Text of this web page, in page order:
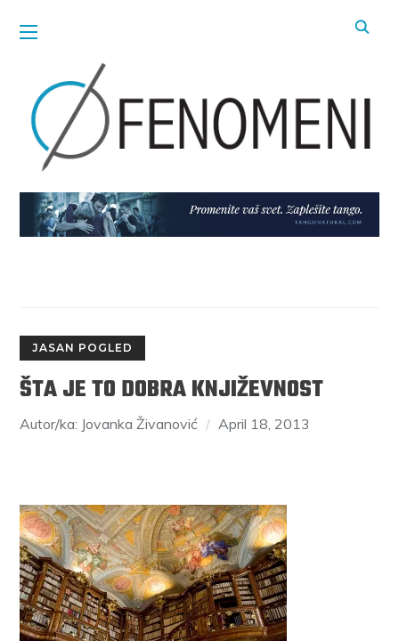
JASAN POGLED
ŠTA JE TO DOBRA KNJIŽEVNOST
Autor/ka: Jovanka Živanović April 18, 2013